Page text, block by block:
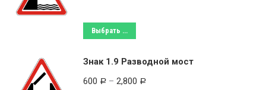
Выбрать ...
Знак 1.9 Разводной мост
600 Р – 2,800 Р